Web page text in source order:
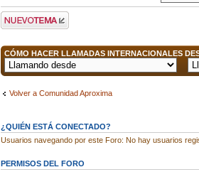
Publicar un nuevo
tema
CÓMO HACER LLAMADAS INTERNACIONALES
Volver a Comunidad Aproxima
¿QUIÉN ESTÁ CONECTADO?
Usuarios navegando por este Foro: No hay usuarios
PERMISOS DEL FORO